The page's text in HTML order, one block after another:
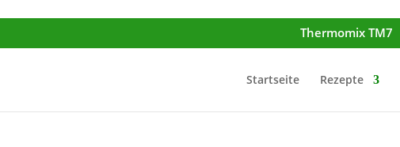
Thermomix TM7
Startseite Rezepte